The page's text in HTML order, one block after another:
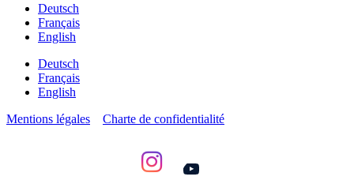
Deutsch
Français
English
Deutsch
Français
English
Mentions légales
Charte de confidentialité